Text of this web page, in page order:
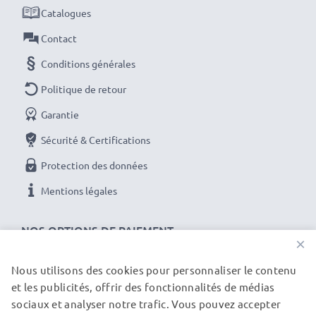
une plus longue durée de vie, chargez complètement
les batteries avant leur première utilisation.
Chaque batterie CELLONIC est soumise à des tests
une alimentation durable. Commandez maintenant
pour une livraison rapide et une garantie de 3 ans !
NOS OPTIONS DE PAIEMENT
Catalogues
Contact
Conditions générales
Politique de retour
Garantie
Sécurité & Certifications
Protection des données
Mentions légales
NOS PARTENAIRES DE LIVRAISON
×
Nous utilisons des cookies pour personnaliser le contenu
et les publicités, offrir des fonctionnalités de médias
sociaux et analyser notre trafic. Vous pouvez accepter